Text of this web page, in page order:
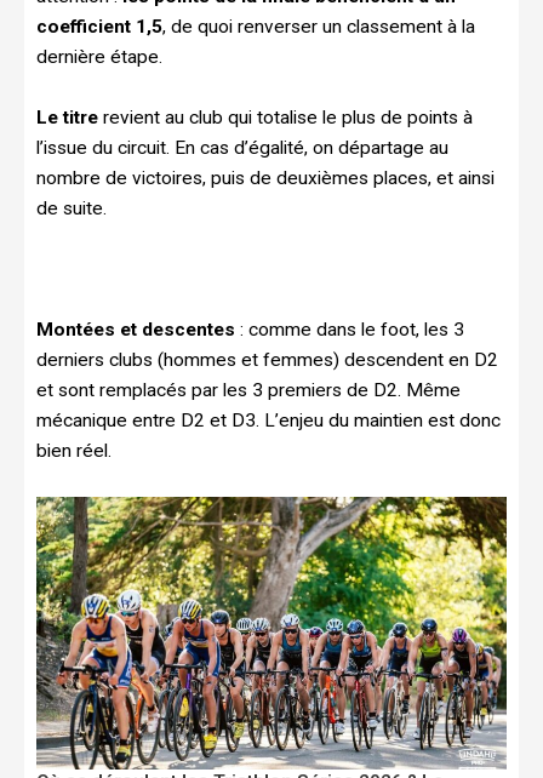
coefficient 1,5, de quoi renverser un classement à la
dernière étape.
Le titre revient au club qui totalise le plus de points à
l’issue du circuit. En cas d’égalité, on départage au
nombre de victoires, puis de deuxièmes places, et ainsi
de suite.
Montées et descentes : comme dans le foot, les 3
derniers clubs (hommes et femmes) descendent en D2
et sont remplacés par les 3 premiers de D2. Même
mécanique entre D2 et D3. L’enjeu du maintien est donc
bien réel.